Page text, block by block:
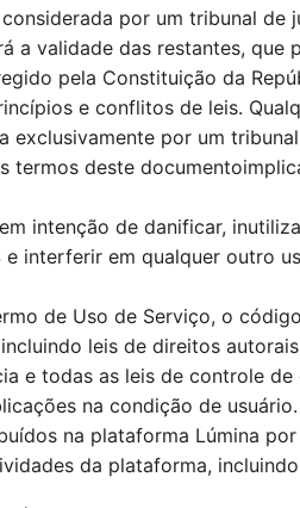
por um tribunal
validade das restantes, que
pela Constituição da
e conflitos de leis.
por um
deste
intenção de danificar,
e interferir em qualquer outro
de Uso de Serviço, o
leis de direitos
e todas as leis de controle
na condição de
na plataforma Lúmina
da plataforma,